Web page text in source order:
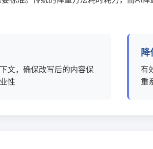
文，确保改写后的内容保
性
有
重